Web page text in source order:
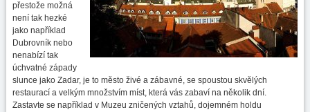
přestože možná
není tak hezké
jako například
Dubrovník nebo
nenabízí tak
úchvatné západy
slunce jako Zadar, je to město živé a zábavné, se spoustou skvělých
restaurací a velkým množstvím míst, která vás zabaví na několik dní.
Zastavte se například v Muzeu zničených vztahů, dojemném holdu